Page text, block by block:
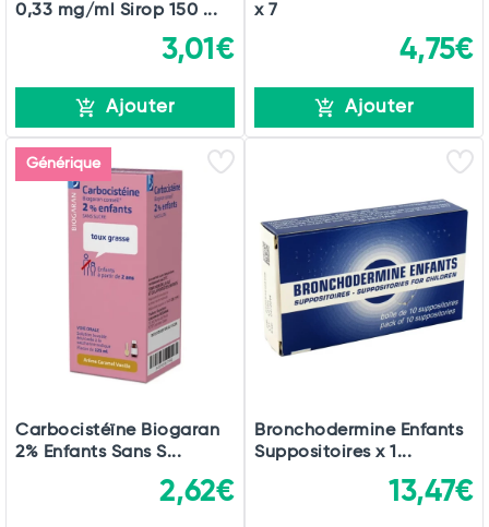
0,33 mg/ml Sirop 150 ...
3,01€
Ajouter
x 7
4,75€
Ajouter
Générique
Carbocistéïne Biogaran
2% Enfants Sans S...
2,62€
Bronchodermine Enfants
Suppositoires x 1...
13,47€